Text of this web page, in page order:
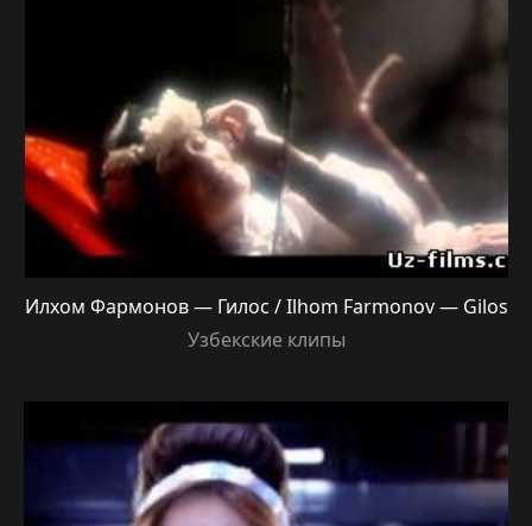
Илхом Фармонов — Гилос / Ilhom Farmonov — Gilos
Узбекские клипы